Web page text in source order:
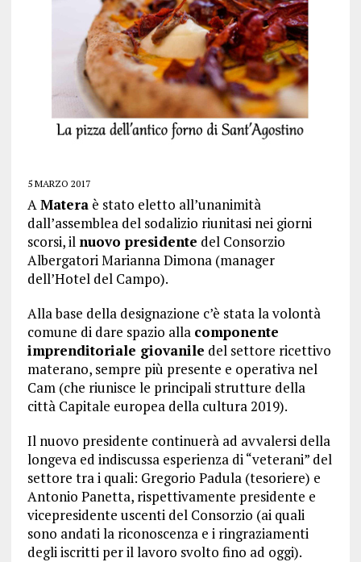
5 MARZO 2017
AMateraè stato eletto all’unanimità
dall’assemblea del sodalizio riunitasi nei giorni
scorsi, il nuovo presidente del Consorzio
Albergatori Marianna Dimona (manager
dell’Hotel del Campo).
Alla base della designazione c’è stata la volontà
comune di dare spazio alla componente
imprenditoriale giovanile del settore ricettivo
materano, sempre più presente e operativa nel
Cam (che riunisce le principali strutture della
città Capitale europea della cultura 2019).
Il nuovo presidente continuerà ad avvalersi della
longeva ed indiscussa esperienza di “veterani” del
settore tra i quali: Gregorio Padula (tesoriere) e
Antonio Panetta, rispettivamente presidente e
vicepresidente uscenti del Consorzio (ai quali
sono andati la riconoscenza e i ringraziamenti
degli iscritti per il lavoro svolto fino ad oggi).